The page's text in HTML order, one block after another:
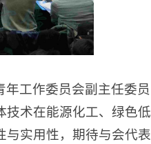
工作委员会副主任委员
技术在能源化工、绿色低
与实用性，期待与会代表